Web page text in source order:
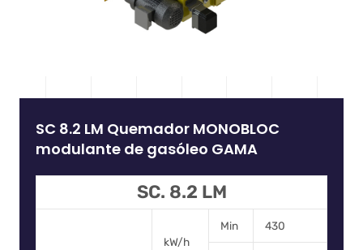
SC 8.2 LM Quemador MONOBLOC
modulante de gasóleo GAMA
SC. 8.2 LM
kW/h
Min 430